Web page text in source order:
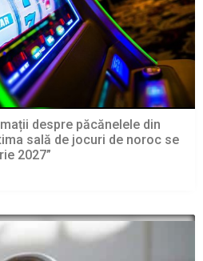
despre păcănelele din
sală de jocuri de noroc se
2027”